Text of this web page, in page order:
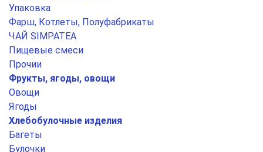
Упаковка
Фарш, Котлеты, Полуфабрикаты
ЧАЙ SIMPATEA
Пищевые смеси
Прочии
Фрукты, ягоды, овощи
Овощи
Ягоды
Хлебобулочные изделия
Багеты
Булочки